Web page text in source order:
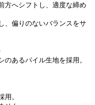
方へシフトし、適度な締め
、偏りのないバランスをサ
あるパイル生地を採用。
用。